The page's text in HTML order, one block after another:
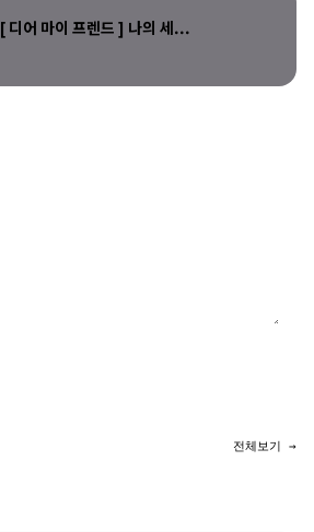
디어 마이 프렌드 ] 나의 세...
전체보기 →